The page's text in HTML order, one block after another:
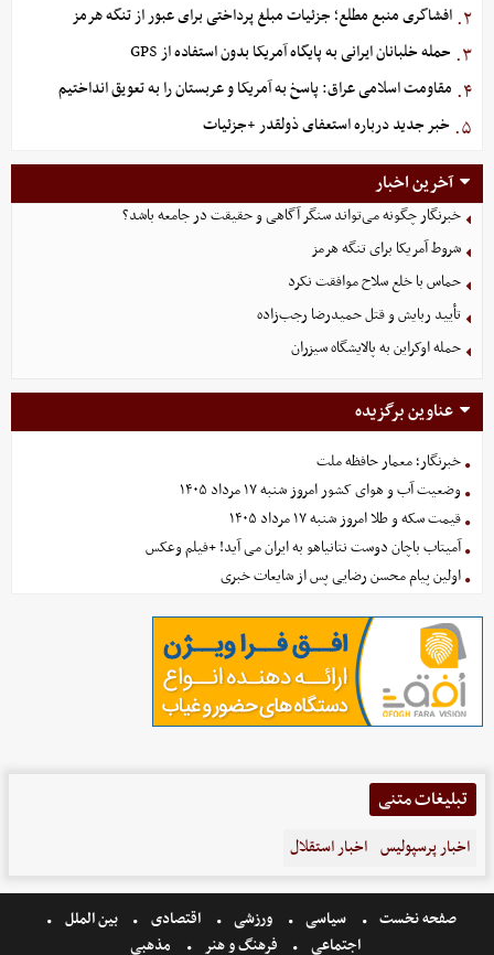
۲. افشاگری منبع مطلع؛ جزئیات مبلغ پرداختی برای عبور از تنگه هرمز
۳. حمله خلبانان ایرانی به پایگاه آمریکا بدون استفاده از GPS
۴. مقاومت اسلامی عراق: پاسخ به آمریکا و عربستان را به تعویق انداختیم
۵. خبر جدید درباره استعفای ذولقدر +جزئیات
آخرین اخبار
خبرنگار چگونه می‌تواند سنگر آگاهی و حقیقت در جامعه باشد؟
شروط آمریکا برای تنگه هرمز
حماس با خلع سلاح موافقت نکرد
تأیید ربایش و قتل حمیدرضا رجب‌زاده
حمله اوکراین به پالایشگاه سیزران
عناوین برگزیده
خبرنگار؛ معمار حافظه ملت
وضعیت آب و هوای کشور امروز شنبه ۱۷ مرداد ۱۴۰۵
قیمت سکه و طلا امروز شنبه ۱۷ مرداد ۱۴۰۵
آمیتاب باچان دوست نتانیاهو به ایران می آید! +فیلم وعکس
اولین پیام محسن رضایی پس از شایعات خبری
تبلیغات متنی
اخبار پرسپولیس اخبار استقلال
صفحه نخست سیاسی ورزشی اقتصادی
بین الملل
اجتماعی
فرهنگ و هنر مذهبی